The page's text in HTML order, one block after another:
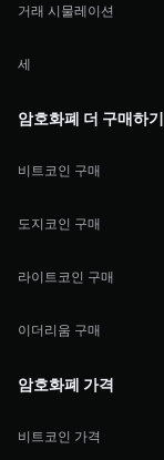
거래 시물레이션
세
암호화폐 더 구매하기
비트코인 구매
도지코인 구매
라이트코인 구매
이더리움 구매
암호화폐 가격
비트코인 가격